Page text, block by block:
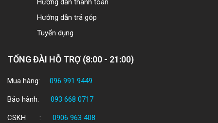
Hướng dẫn thanh toán
Hướng dẫn trả góp
Tuyển dụng
TỔNG ĐÀI HỖ TRỢ (8:00 - 21:00)
Mua hàng: 096 991 9449
Bảo hành: 093 668 0717
CSKH : 0906 963 408